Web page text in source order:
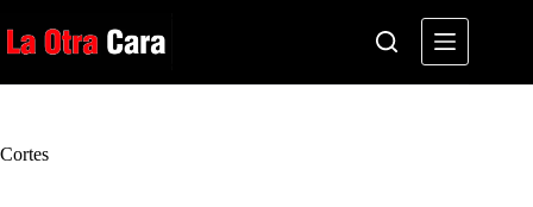
al
contenido
Cortes